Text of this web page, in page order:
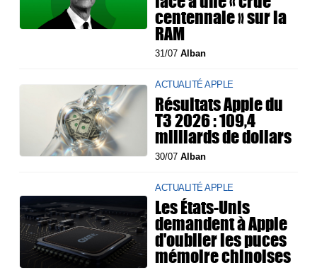
centennale » sur la
RAM
31/07Alban
ACTUALITÉ APPLE
Résultats Apple du
T3 2026 : 109,4
milliards de dollars
30/07Alban
ACTUALITÉ APPLE
Les États-Unis
demandent à Apple
d'oublier les puces
mémoire chinoises